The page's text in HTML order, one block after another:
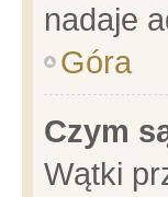
nadaje
Góra
Czym
Wątki